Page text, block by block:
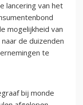
lancering van het
mogelijkheid van
de duizenden
te
bij monde